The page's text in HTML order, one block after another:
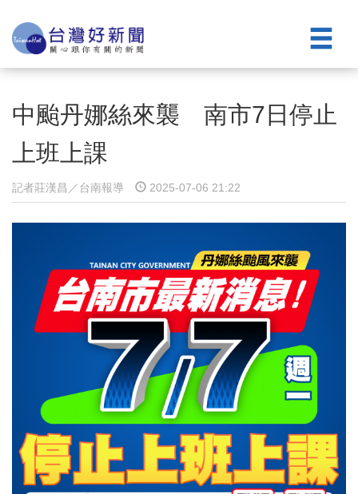
中颱丹娜絲來襲 南市7日停止
上班上課
記者莊漢昌／台南報導 2025-07-06 21:22